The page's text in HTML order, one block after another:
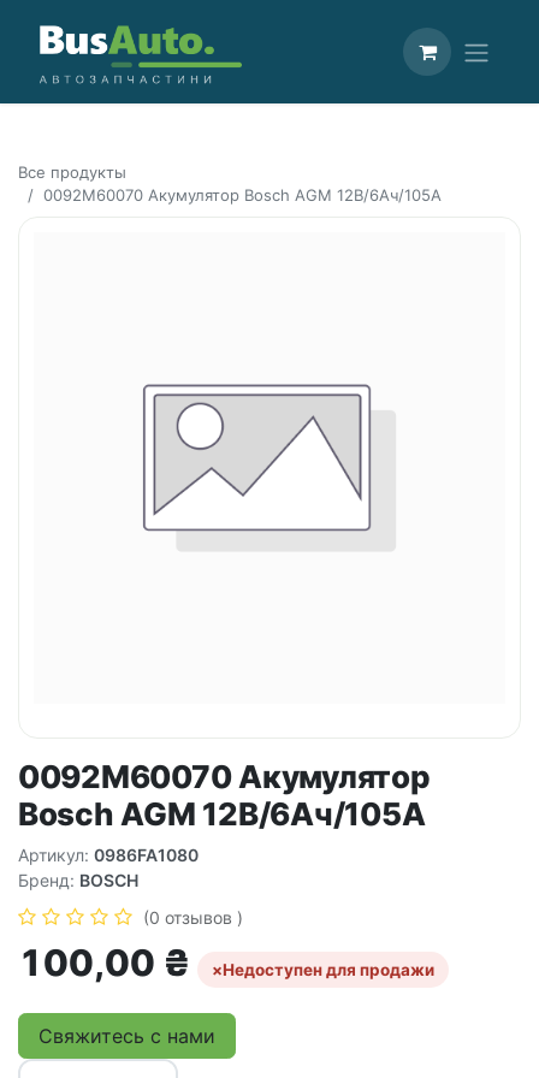
Все продукты
0092M60070 Акумулятор Bosch AGM 12В/6Ач/105А
0092M60070 Акумулятор
Bosch AGM 12В/6Ач/105А
Артикул: 0986FA1080
Бренд: BOSCH
(0 отзывов )
100,00 ₴ ×Недоступен для продажи
Свяжитесь с нами